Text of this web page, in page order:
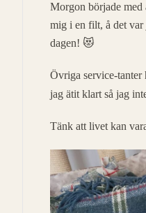
Morgon började
mig i en filt, å det var
dagen! 😻
Övriga service-tanter
jag ätit klart så jag
Tänk att livet kan